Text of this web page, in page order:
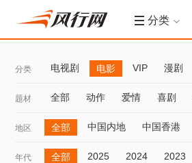
分类
分类 电视剧 电影 VIP 漫剧
题材 全部 动作 爱情 喜剧
地区 全部 中国内地 中国香港
年代 全部 2025 2024 2023